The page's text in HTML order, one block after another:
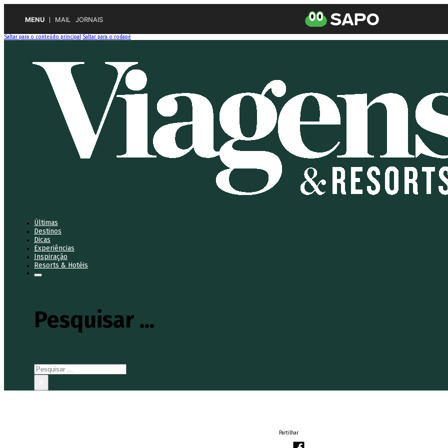
MENU MAIL JORNAIS
Saltar para o conteúdo principal Saltar para o rodapé
Últimas
Destinos
Dicas
Experiências
Inspiração
Resorts & Hotéis
Pesquisar ...
Pesquisar
Partilhar